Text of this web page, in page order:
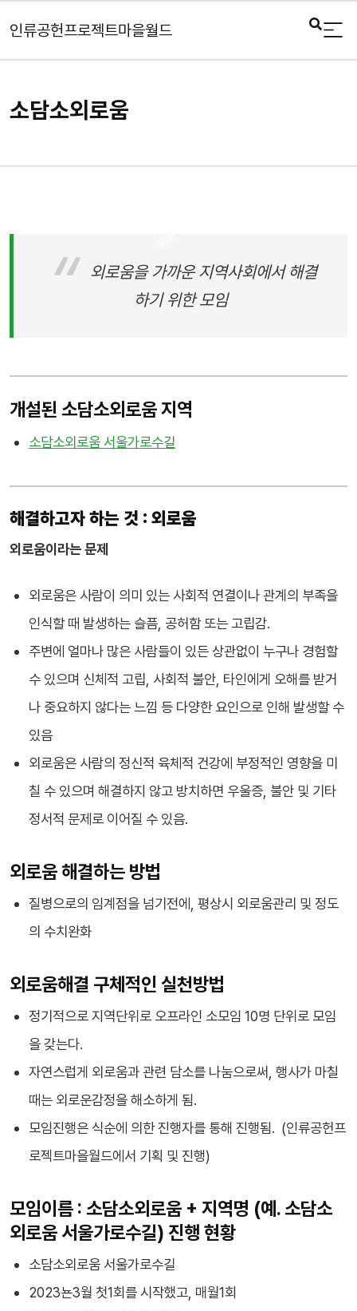
인류공헌프로젝트마을월드
소담소외로움
외로움을 가까운 지역사회에서 해결
하기 위한 모임
개설된 소담소외로움 지역
소담소외로움 서울가로수길
해결하고자 하는 것 : 외로움
외로움이라는 문제
외로움은 사람이 의미 있는 사회적 연결이나 관계의 부족을
인식할 때 발생하는 슬픔, 공허함 또는 고립감.
주변에 얼마나 많은 사람들이 있든 상관없이 누구나 경험할
수 있으며 신체적 고립, 사회적 불안, 타인에게 오해를 받거
나 중요하지 않다는 느낌 등 다양한 요인으로 인해 발생할 수
있음
외로움은 사람의 정신적 육체적 건강에 부정적인 영향을 미
칠 수 있으며 해결하지 않고 방치하면 우울증, 불안 및 기타
정서적 문제로 이어질 수 있음.
외로움 해결하는 방법
질병으로의 임계점을 넘기전에, 평상시 외로움관리 및 정도
의 수치완화
외로움해결 구체적인 실천방법
정기적으로 지역단위로 오프라인 소모임 10명 단위로 모임
을 갖는다.
자연스럽게 외로움과 관련 담소를 나눔으로써, 행사가 마칠
때는 외로운감정을 해소하게 됨.
모임진행은 식순에 의한 진행자를 통해 진행됨. (인류공헌프
로젝트마을월드에서 기획 및 진행)
모임이름 : 소담소외로움 + 지역명 (예. 소담소
외로움 서울가로수길) 진행 현황
소담소외로움 서울가로수길
2023뇬3월 첫1회를 시작했고, 매월1회